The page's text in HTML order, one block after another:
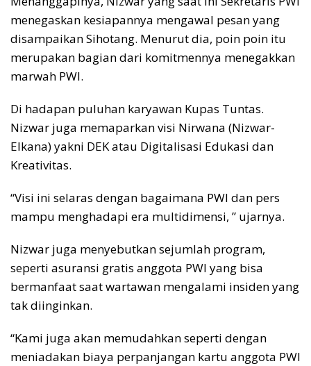
menegaskan kesiapannya mengawal pesan yang
disampaikan Sihotang. Menurut dia, poin poin itu
merupakan bagian dari komitmennya menegakkan
marwah PWI.
Di hadapan puluhan karyawan Kupas Tuntas.
Nizwar juga memaparkan visi Nirwana (Nizwar-
Elkana) yakni DEK atau Digitalisasi Edukasi dan
Kreativitas.
“Visi ini selaras dengan bagaimana PWI dan pers
mampu menghadapi era multidimensi, ” ujarnya.
Nizwar juga menyebutkan sejumlah program,
seperti asuransi gratis anggota PWI yang bisa
bermanfaat saat wartawan mengalami insiden yang
tak diinginkan.
“Kami juga akan memudahkan seperti dengan
meniadakan biaya perpanjangan kartu anggota PWI